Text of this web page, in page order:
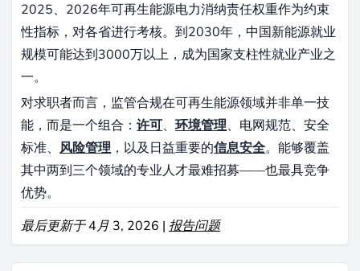
2025、2026年可再生能源电力消纳责任权重作为约束
性指标，对各省进行考核。到2030年，中国新能源就业
规模可能达到3000万以上，成为国家支柱性就业产业之
一。
对求职者而言，监管合规在可再生能源领域并非单一技
能，而是一个组合：许可、环境管理、电网规范、安全
标准、风险管理，以及日益重要的信息安全。能够覆盖
其中两到三个领域的专业人才最难招募——也最具竞争
优势。
最后更新于 4月 3, 2026 | 报告问题